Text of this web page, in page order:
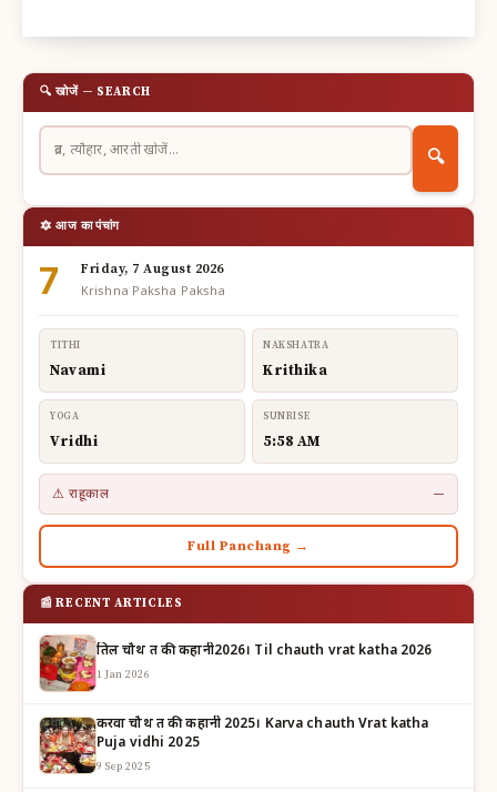
🔍 खोजें — SEARCH
🔍
🔯 आज का पंचांग
7 Friday, 7 August 2026
Krishna Paksha Paksha
TITHI
Navami
NAKSHATRA
Krithika
YOGA
Vridhi
SUNRISE
5:58 AM
⚠ राहूकाल —
Full Panchang →
📰 RECENT ARTICLES
तिल चौथ व्रत की कहानी2026। Til chauth vrat katha 2026
1 Jan 2026
करवा चौथ व्रत की कहानी 2025। Karva chauth Vrat katha
Puja vidhi 2025
9 Sep 2025